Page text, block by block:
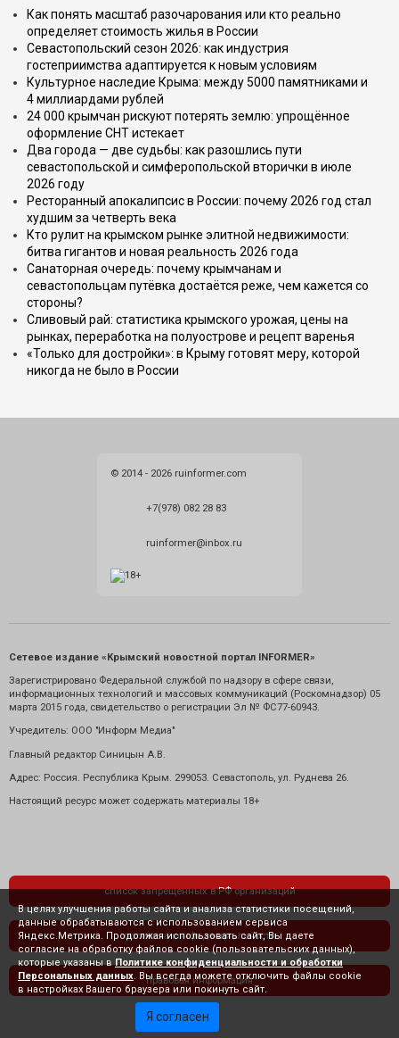
Как понять масштаб разочарования или кто реально
определяет стоимость жилья в России
Севастопольский сезон 2026: как индустрия
гостеприимства адаптируется к новым условиям
Культурное наследие Крыма: между 5000 памятниками и
4 миллиардами рублей
24 000 крымчан рискуют потерять землю: упрощённое
оформление СНТ истекает
Два города — две судьбы: как разошлись пути
севастопольской и симферопольской вторички в июле
2026 году
Ресторанный апокалипсис в России: почему 2026 год стал
худшим за четверть века
Кто рулит на крымском рынке элитной недвижимости:
битва гигантов и новая реальность 2026 года
Санаторная очередь: почему крымчанам и
севастопольцам путёвка достаётся реже, чем кажется со
стороны?
Сливовый рай: статистика крымского урожая, цены на
рынках, переработка на полуострове и рецепт варенья
«Только для достройки»: в Крыму готовят меру, которой
никогда не было в России
© 2014 - 2026 ruinformer.com
+7(978) 082 28 83
ruinformer@inbox.ru
Сетевое издание «Крымский новостной портал INFORMER»
Зарегистрировано Федеральной службой по надзору в сфере связи,
информационных технологий и массовых коммуникаций (Роскомнадзор) 05
марта 2015 года, свидетельство о регистрации Эл № ФС77-60943.
Учредитель: ООО "Информ Медиа"
Главный редактор Синицын А.В.
Адрес: Россия. Республика Крым. 299053. Севастополь, ул. Руднева 26.
Настоящий ресурс может содержать материалы 18+
список запрещенных в РФ организаций
политика конфиденциальности
правовая информация
В целях улучшения работы сайта и анализа статистики посещений,
данные обрабатываются с использованием сервиса
Яндекс.Метрика. Продолжая использовать сайт, Вы даете
согласие на обработку файлов cookie (пользовательских данных),
которые указаны в Политике конфиденциальности и обработки
Персональных данных . Вы всегда можете отключить файлы cookie
в настройках Вашего браузера или покинуть сайт.
Я согласен